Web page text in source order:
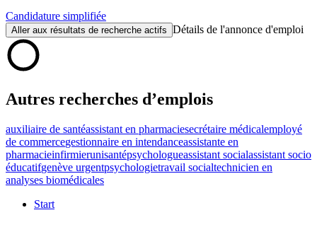
Candidature simplifiée
Aller aux résultats de recherche actifs Détails de l'annonce d'emploi
Autres recherches d’emplois
auxiliaire de santéassistant en pharmaciesecrétaire médicalemployé
de commercegestionnaire en intendanceassistante en
pharmacieinfirmierunisantépsychologueassistant socialassistant socio
éducatifgenève urgentpsychologietravail socialtechnicien en
analyses biomédicales
Start